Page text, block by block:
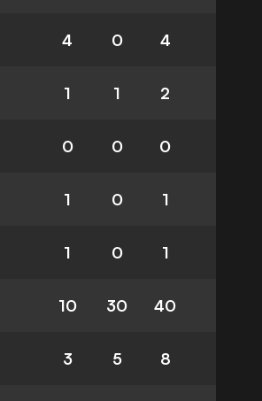
4 0 4
1 1 2
0 0 0
1 0 1
1 0 1
10 30 40
3 5 8